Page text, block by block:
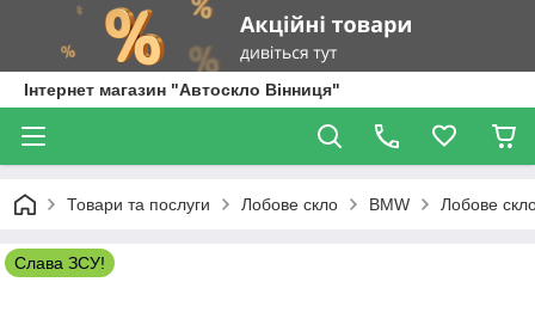
Інтернет магазин "Автоскло Вінниця"
Товари та послуги Лобове скло BMW Лобове
Слава ЗСУ!